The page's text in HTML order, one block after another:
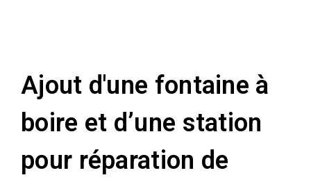
Ajout d'une fontaine à
boire et d’une station
pour réparation de